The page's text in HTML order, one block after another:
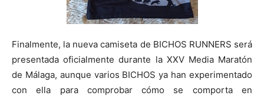
Finalmente, la nueva camiseta de BICHOS RUNNERS será
presentada oficialmente durante la XXV Media Maratón
de Málaga, aunque varios BICHOS ya han experimentado
con ella para comprobar cómo se comporta en